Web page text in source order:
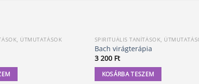
ÚTMUTATÁSOK SPIRITUÁLIS TANÍTÁSOK,
Bach virágterápia
3 200 Ft
KOSÁRBA TESZEM